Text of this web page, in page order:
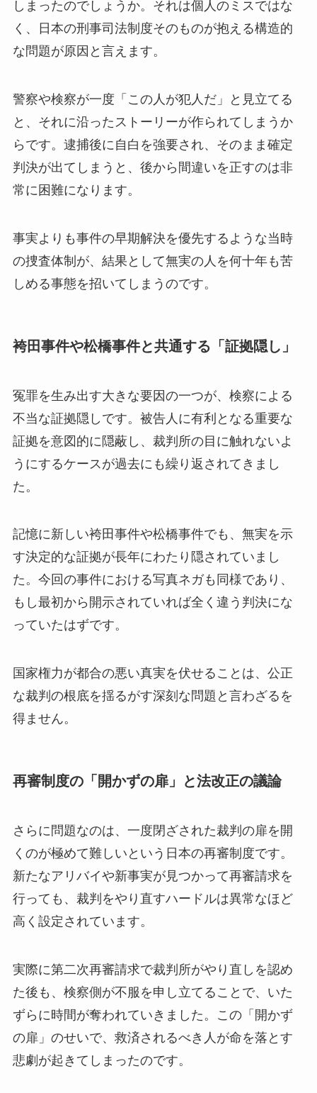
しまったのでしょうか。それは個人のミスではな
く、日本の刑事司法制度そのものが抱える構造的
な問題が原因と言えます。
警察や検察が一度「この人が犯人だ」と見立てる
と、それに沿ったストーリーが作られてしまうか
らです。逮捕後に自白を強要され、そのまま確定
判決が出てしまうと、後から間違いを正すのは非
常に困難になります。
事実よりも事件の早期解決を優先するような当時
の捜査体制が、結果として無実の人を何十年も苦
しめる事態を招いてしまうのです。
袴田事件や松橋事件と共通する「証拠隠し」
冤罪を生み出す大きな要因の一つが、検察による
不当な証拠隠しです。被告人に有利となる重要な
証拠を意図的に隠蔽し、裁判所の目に触れないよ
うにするケースが過去にも繰り返されてきまし
た。
記憶に新しい袴田事件や松橋事件でも、無実を示
す決定的な証拠が長年にわたり隠されていまし
た。今回の事件における写真ネガも同様であり、
もし最初から開示されていれば全く違う判決にな
っていたはずです。
国家権力が都合の悪い真実を伏せることは、公正
な裁判の根底を揺るがす深刻な問題と言わざるを
得ません。
再審制度の「開かずの扉」と法改正の議論
さらに問題なのは、一度閉ざされた裁判の扉を開
くのが極めて難しいという日本の再審制度です。
新たなアリバイや新事実が見つかって再審請求を
行っても、裁判をやり直すハードルは異常なほど
高く設定されています。
実際に第二次再審請求で裁判所がやり直しを認め
た後も、検察側が不服を申し立てることで、いた
ずらに時間が奪われていきました。この「開かず
の扉」のせいで、救済されるべき人が命を落とす
悲劇が起きてしまったのです。